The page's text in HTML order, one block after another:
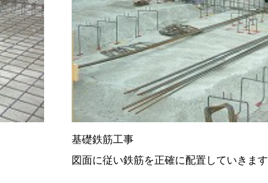
基礎鉄筋工事
図面に従い鉄筋を正確に配置していきます